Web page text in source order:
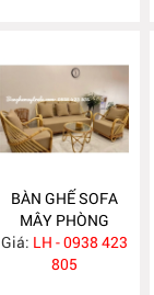
BÀN GHẾ SOFA
MÂY PHÒNG
KHÁCH MA689
Giá: LH - 0938 423
805